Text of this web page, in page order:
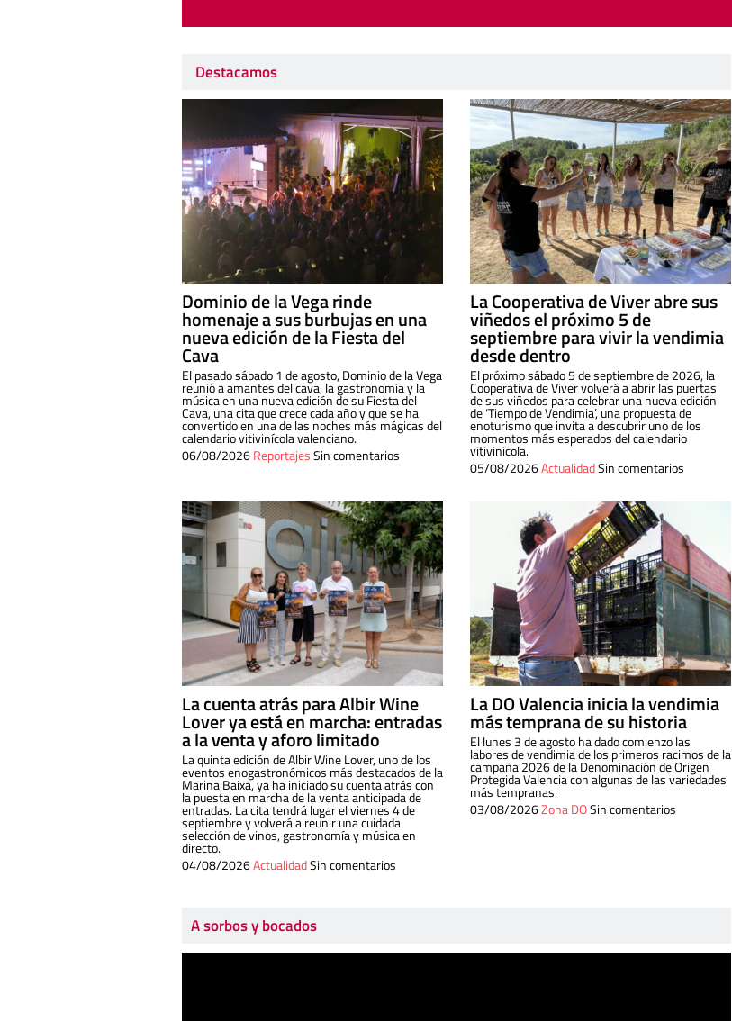
Destacamos
Dominio de la Vega rinde
homenaje a sus burbujas en una
nueva edición de la Fiesta del
Cava
El pasado sábado 1 de agosto, Dominio de la Vega
reunió a amantes del cava, la gastronomía y la
música en una nueva edición de su Fiesta del
Cava, una cita que crece cada año y que se ha
convertido en una de las noches más mágicas del
calendario vitivinícola valenciano.
06/08/2026ReportajesSin comentarios
La Cooperativa de Viver abre sus
viñedos el próximo 5 de
septiembre para vivir la vendimia
desde dentro
El próximo sábado 5 de septiembre de 2026, la
Cooperativa de Viver volverá a abrir las puertas
de sus viñedos para celebrar una nueva edición
de ‘Tiempo de Vendimia’, una propuesta de
enoturismo que invita a descubrir uno de los
momentos más esperados del calendario
vitivinícola.
05/08/2026ActualidadSin comentarios
La cuenta atrás para Albir Wine
Lover ya está en marcha: entradas
a la venta y aforo limitado
La quinta edición de Albir Wine Lover, uno de los
eventos enogastronómicos más destacados de la
Marina Baixa, ya ha iniciado su cuenta atrás con
la puesta en marcha de la venta anticipada de
entradas. La cita tendrá lugar el viernes 4 de
septiembre y volverá a reunir una cuidada
selección de vinos, gastronomía y música en
directo.
04/08/2026ActualidadSin comentarios
La DO Valencia inicia la vendimia
más temprana de su historia
El lunes 3 de agosto ha dado comienzo las
labores de vendimia de los primeros racimos de la
campaña 2026 de la Denominación de Origen
Protegida Valencia con algunas de las variedades
más tempranas.
03/08/2026Zona DOSin comentarios
A sorbos y bocados